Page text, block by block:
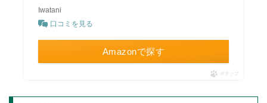
Iwatani
口コミを見る
Amazonで探す
ポチップ